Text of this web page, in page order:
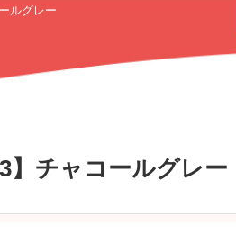
ルグレー
】チャコールグレー